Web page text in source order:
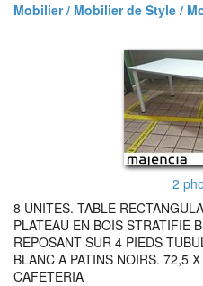
Mobilier / Mobilier de Style /
2
8 UNITES. TABLE
PLATEAU EN BOIS STRATIFIE
REPOSANT SUR 4 PIEDS
BLANC A PATINS NOIRS. 72,5
CAFETERIA